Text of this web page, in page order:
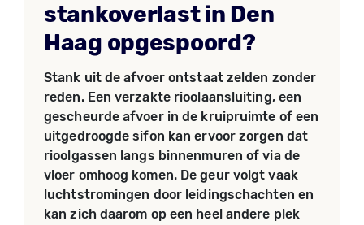
stankoverlast in Den
Haag opgespoord?
Stank uit de afvoer ontstaat zelden zonder
reden. Een verzakte rioolaansluiting, een
gescheurde afvoer in de kruipruimte of een
uitgedroogde sifon kan ervoor zorgen dat
rioolgassen langs binnenmuren of via de
vloer omhoog komen. De geur volgt vaak
luchtstromingen door leidingschachten en
kan zich daarom op een heel andere plek